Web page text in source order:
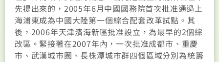
先提出來的，2005年6月中國國務院首次批准通過上
海浦東成為中國大陸第一個綜合配套改革試點。其
後，2006年天津濱海新區批准設立，為最早的2個綜
改區。緊接著在2007年內，一次批准成都市、重慶
市、武漢城市圈、長株潭城市群四個區域分別為統籌